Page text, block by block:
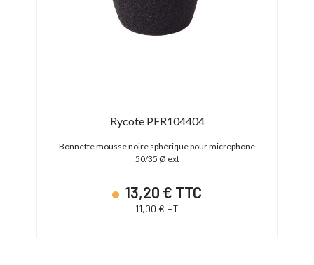
Rycote PFR104404
Bonnette mousse noire sphérique pour microphone
50/35 Ø ext
13,20 € TTC
11,00 € HT